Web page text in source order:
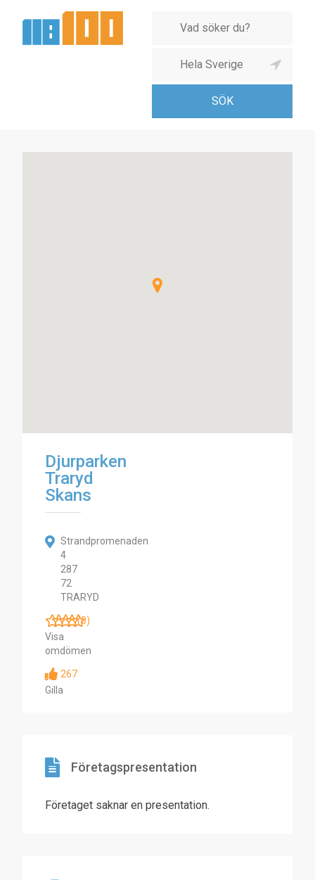
Djurparken
Traryd
Skans
Strandpromenaden
4
287
72
TRARYD
(0)
Visa
omdömen
267
Gilla
Företagspresentation
Företaget saknar en presentation.